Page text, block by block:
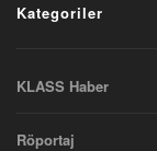
Kategoriler
KLASS Haber
Röportaj